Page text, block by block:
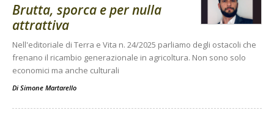
Brutta, sporca e per nulla
attrattiva
Nell'editoriale di Terra e Vita n. 24/2025 parliamo degli ostacoli che
frenano il ricambio generazionale in agricoltura. Non sono solo
economici ma anche culturali
Di Simone Martarello